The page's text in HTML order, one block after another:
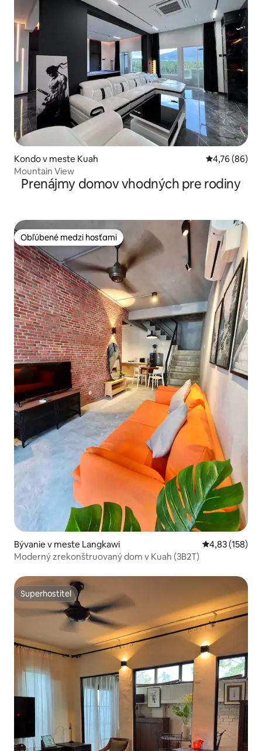
Kondo v meste Kuah Priemerné
4,76 (86)
Mountain View
Prenájmy domov vhodných pre rodiny
Obľúbené medzi hosťami
Obľúbené medzi hosťami
Bývanie v meste Langkawi Priemerné
4,83 (158)
Moderný zrekonštruovaný dom v Kuah (3B2T)
Superhostiteľ
Superhostiteľ